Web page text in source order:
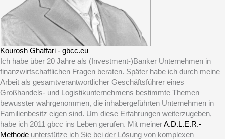
Kourosh Ghaffari - gbcc.eu
Ich habe über 20 Jahre als (Investment-)Banker Unternehmen in
finanzwirtschaftlichen Fragen beraten. Später habe ich durch meine
Arbeit als gesamtverantwortlicher Geschäftsführer eines
Großhandels- und Logistikunternehmens bestimmte Themen
bewusster wahrgenommen, die inhabergeführten Unternehmen in
Familienbesitz eigen sind. Um diese Erfahrungen weiterzugeben,
habe ich 2011 gbcc ins Leben gerufen. Mit meinerA.D.L.E.R.-
Methode unterstütze ich Sie bei der Lösung von komplexen